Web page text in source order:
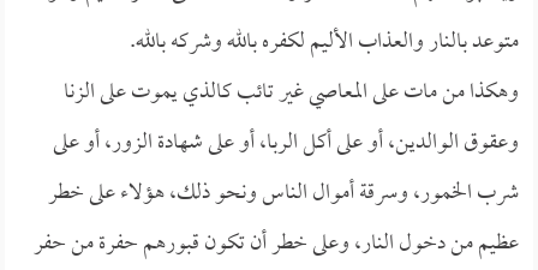
متوعد بالنار والعذاب الأليم لكفره بالله وشركه بالله.
وهكذا من مات على المعاصي غير تائب كالذي يموت على الزنا
وعقوق الوالدين، أو على أكل الربا، أو على شهادة الزور، أو على
شرب الخمور، وسرقة أموال الناس ونحو ذلك، هؤلاء على خطر
عظيم من دخول النار، وعلى خطر أن تكون قبورهم حفرة من حفر